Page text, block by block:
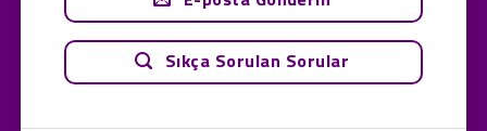
Sıkça Sorulan Sorular